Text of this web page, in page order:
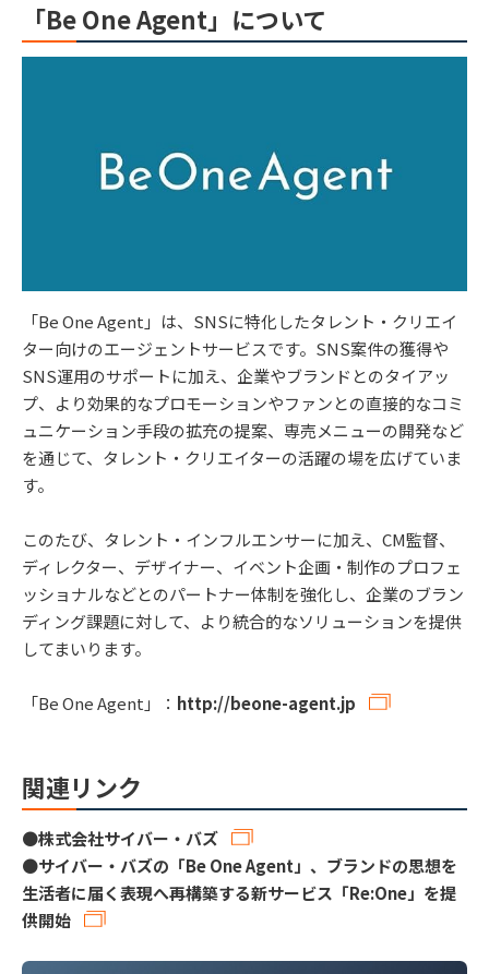
「Be One Agent」について
「Be One Agent」は、SNSに特化したタレント・クリエイ
ター向けのエージェントサービスです。SNS案件の獲得や
SNS運用のサポートに加え、企業やブランドとのタイアッ
プ、より効果的なプロモーションやファンとの直接的なコミ
ュニケーション手段の拡充の提案、専売メニューの開発など
を通じて、タレント・クリエイターの活躍の場を広げていま
す。
このたび、タレント・インフルエンサーに加え、CM監督、
ディレクター、デザイナー、イベント企画・制作のプロフェ
ッショナルなどとのパートナー体制を強化し、企業のブラン
ディング課題に対して、より統合的なソリューションを提供
してまいります。
「Be One Agent」： http://beone-agent.jp
関連リンク
●株式会社サイバー・バズ
●サイバー・バズの「Be One Agent」、ブランドの思想を
生活者に届く表現へ再構築する新サービス「Re:One」を提
供開始